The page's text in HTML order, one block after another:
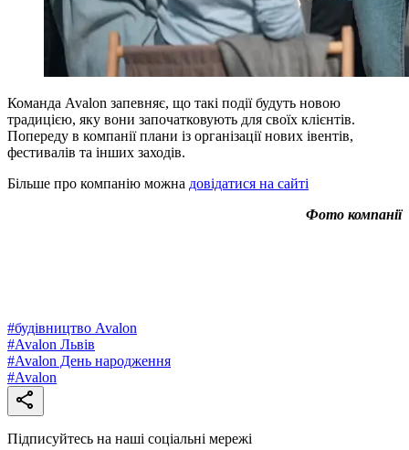
Команда Avalon запевняє, що такі події будуть новою
традицією, яку вони започатковують для своїх клієнтів.
Попереду в компанії плани із організації нових івентів,
фестивалів та інших заходів.
Більше про компанію можна довідатися на сайті
Фото компанії
#будівництво Avalon
#Avalon Львів
#Avalon День народження
#Avalon
Підписуйтесь на наші соціальні мережі